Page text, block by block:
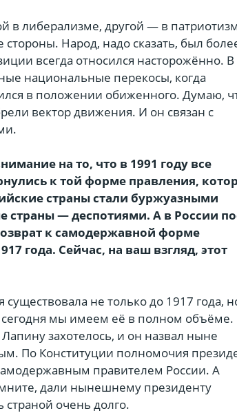
в либерализме, другой — в
Народ, надо сказать, был
всегда относился насторожённо. В
национальные перекосы, когда
в положении обиженного. Думаю,
вектор движения. И он связан с
на то, что в 1991 году все
к той форме правления,
страны стали буржуазными
страны — деспотиями. А в России
к самодержавной форме
года. Сейчас, на ваш взгляд, этот
не только до 1917 года,
мы имеем её в полном объёме.
захотелось, и он назвал ныне
По Конституции полномочия
правителем России. А
дали нынешнему президенту
очень долго.